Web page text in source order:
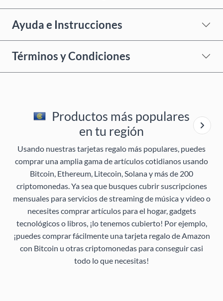
Ayuda e Instrucciones
Términos y Condiciones
Productos más populares
en tu región
Usando nuestras tarjetas regalo más populares, puedes
comprar una amplia gama de artículos cotidianos usando
Bitcoin, Ethereum, Litecoin, Solana y más de 200
criptomonedas. Ya sea que busques cubrir suscripciones
mensuales para servicios de streaming de música y video o
necesites comprar artículos para el hogar, gadgets
tecnológicos o libros, ¡lo tenemos cubierto! Por ejemplo,
¡puedes comprar fácilmente una tarjeta regalo de Amazon
con Bitcoin u otras criptomonedas para conseguir casi
todo lo que necesitas!